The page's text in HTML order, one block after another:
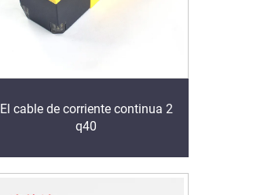
El cable de corriente continua 2
q40